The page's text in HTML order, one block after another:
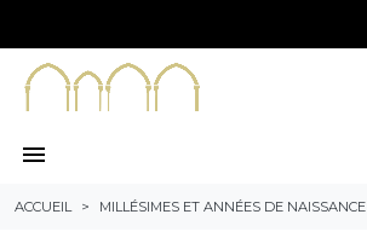
menu
ACCUEIL MILLÉSIMES ET ANNÉES DE NAISSANCE